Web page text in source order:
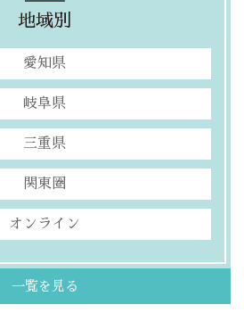
地域別
愛知県
岐阜県
三重県
関東圏
オンライン
一覧を見る